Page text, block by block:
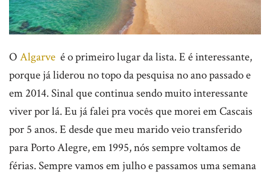
O Algarve é o primeiro lugar da lista. E é interessante,
porque já liderou no topo da pesquisa no ano passado e
em 2014. Sinal que continua sendo muito interessante
viver por lá. Eu já falei pra vocês que morei em Cascais
por 5 anos. E desde que meu marido veio transferido
para Porto Alegre, em 1995, nós sempre voltamos de
férias. Sempre vamos em julho e passamos uma semana